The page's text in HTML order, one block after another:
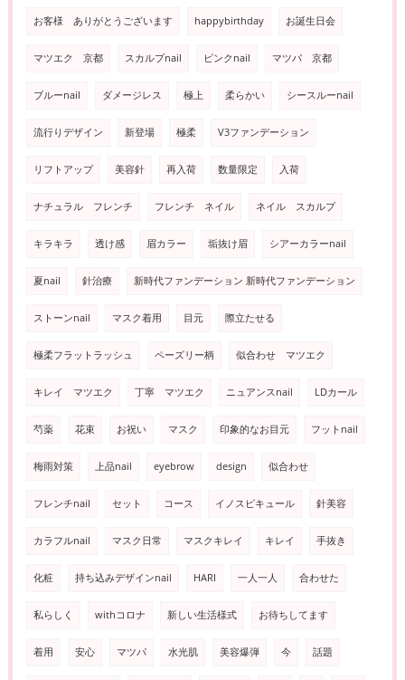
お客様 ありがとうございます happybirthday お誕生日会
マツエク 京都 スカルプnail ピンクnail マツパ 京都
ブルーnail ダメージレス 極上 柔らかい シースルーnail
流行りデザイン 新登場 極柔 V3ファンデーション
リフトアップ 美容針 再入荷 数量限定 入荷
ナチュラル フレンチ フレンチ ネイル ネイル スカルプ
キラキラ 透け感 眉カラー 垢抜け眉 シアーカラーnail
夏nail 針治療 新時代ファンデーション 新時代ファンデーション
ストーンnail マスク着用 目元 際立たせる
極柔フラットラッシュ ペーズリー柄 似合わせ マツエク
キレイ マツエク 丁寧 マツエク ニュアンスnail LDカール
芍薬 花束 お祝い マスク 印象的なお目元 フットnail
梅雨対策 上品nail eyebrow design 似合わせ
フレンチnail セット コース イノスピキュール 針美容
カラフルnail マスク日常 マスクキレイ キレイ 手抜き
化粧 持ち込みデザインnail HARI 一人一人 合わせた
私らしく withコロナ 新しい生活様式 お待ちしてます
着用 安心 マツパ 水光肌 美容爆弾 今 話題